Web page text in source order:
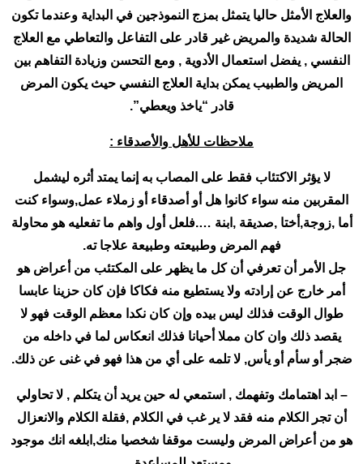
والعلاج الأمثل حاليا يتمثل بمزج النموذجين في البداية وعندما تكون
الحالة شديدة والمريض غير قادر على التفاعل والتعاطي مع العلاج
النفسي , يفضل استعمال الأدوية , ومع التحسن وزيادة التفاهم بين
المريض والطبيب يمكن بداية العلاج النفسي حيث يكون المرض
قادر “ياخذ ويعطي”.
ملاحظات للأهل والأصدقاء :
لا يؤثر الاكتئاب فقط على المصاب به إنما يمتد أثره ليشمل
المقربين منه سواء كانوا هل أو أصدقاء أو زملاء عمل,وسواء كنت
أما ,زوجة,أختا ,صديقة ,ابنة ….فلعل أول واهم ما تفعليه هو محاولة
فهم المرض وطبيعته وطبيعة علاجا ته.
جل الأمر أن تعرفي أن كل ما يظهر على المكتئب من أعراض هو
أمر خارج عن إرادته ولا يستطيع منه فكاكا فإن كان حزينا عابسا
طوال الوقت فذلك ليس بيده وإن كان نكدا معظم الوقت فهو لا
يقصد ذلك وان كان مملا أحيانا فذلك انعكاس لما في داخله من
ضجر أو سأم أو يأس, لا تلمه على أي من هذا فهو في غنى عن ذلك.
– ابد اهتمامك وتفهمك , استمعي له حين يريد أن يتكلم , لا تحاولي
أن تجر الكلام منه فقد لا ير غب في الكلام ,فقلة الكلام والانعزال
هو من أعراض المرض وليست موقفا شخصيا منك,ابلغه انك موجود